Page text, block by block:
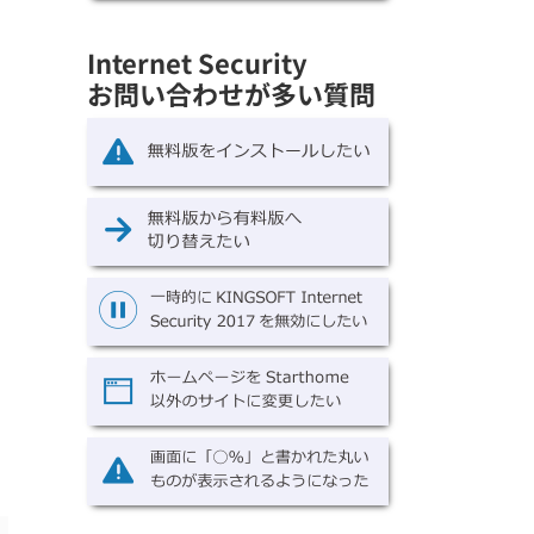
Internet Security
お問い合わせが多い質問